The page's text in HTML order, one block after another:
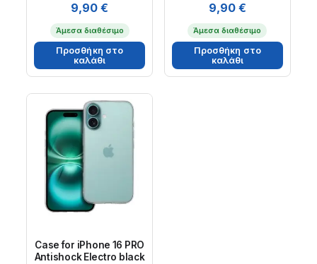
9,90€
Άμεσα διαθέσιμο
Προσθήκη στο
καλάθι
9,90 €
Άμεσα διαθέσιμο
Προσθήκη στο
καλάθι
Case for iPhone 16 PRO
Antishock Electro black